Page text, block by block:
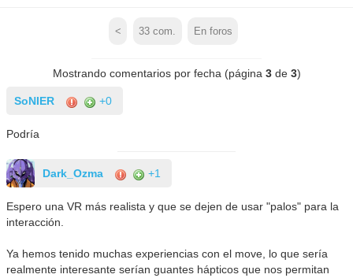
< 33 com. En foros
Mostrando comentarios por fecha (página 3de 3)
SoNIER +0
Podría
Dark_Ozma +1
Espero una VR más realista y que se dejen de usar "palos" para la
interacción.
Ya hemos tenido muchas experiencias con el move, lo que sería
realmente interesante serían guantes hápticos que nos permitan